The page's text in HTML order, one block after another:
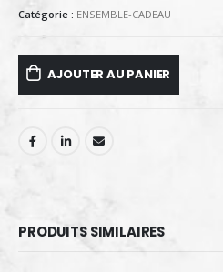
Catégorie : ENSEMBLE-CADEAU
AJOUTER AU PANIER
PRODUITS SIMILAIRES